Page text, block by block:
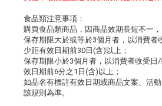
食品類注意事項：
購買食品類商品，因商品效期長短不一，
保存期限大於或等於3個月者，以消費者
少距有效日期前30日(含)以上；
保存期限小於3個月者，以消費者收受日
效日期前6分之1日(含)以上；
如品名有標註有效日期或商品文案、活
該規則為準。